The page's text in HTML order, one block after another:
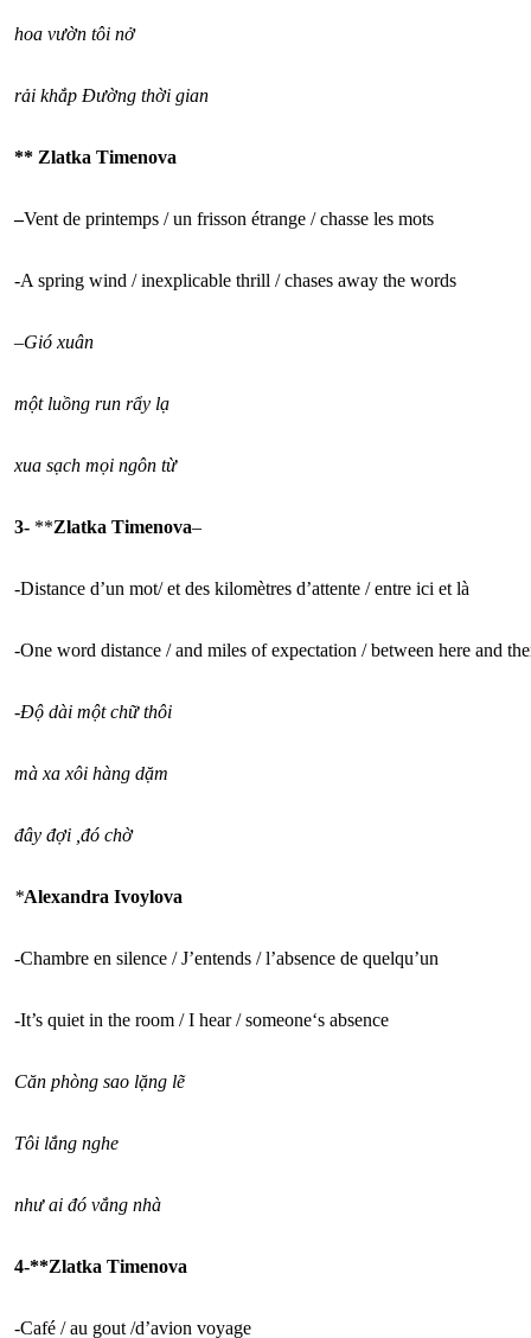
hoa vườn tôi nở
rải khắp Đường thời gian
** Zlatka Timenova
–Vent de printemps / un frisson étrange / chasse les mots
-A spring wind / inexplicable thrill / chases away the words
–Gió xuân
một luồng run rẩy lạ
xua sạch mọi ngôn từ
3- **Zlatka Timenova–
-Distance d’un mot/ et des kilomètres d’attente / entre ici et là
-One word distance / and miles of expectation / between here and
-Độ dài một chữ thôi
mà xa xôi hàng dặm
đây đợi ,đó chờ
*Alexandra Ivoylova
-Chambre en silence / J’entends / l’absence de quelqu’un
-It’s quiet in the room / I hear / someone‘s absence
Căn phòng sao lặng lẽ
Tôi lắng nghe
như ai đó vắng nhà
4-**Zlatka Timenova
-Café / au gout /d’avion voyage